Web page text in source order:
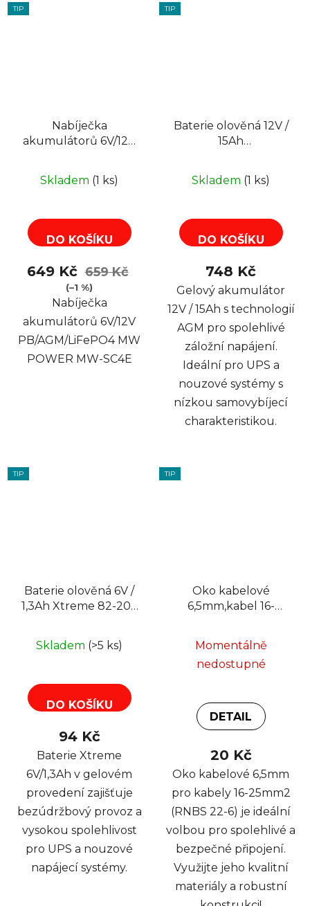
TIP
Nabíječka
akumulátorů 6V/12V
SC4E
Skladem (1 ks)
DO KOŠÍKU
649 Kč 659 Kč
(–1 %)
Nabíječka
akumulátorů 6V/12V
PB/AGM/LiFePO4 MW
POWER MW-SC4E
TIP
Baterie olověná 12V /
15Ah
akumulátor
Skladem (1 ks)
DO KOŠÍKU
748 Kč
Gelový akumulátor
12V / 15Ah s technologií
AGM pro spolehlivé
záložní napájení.
Ideální pro UPS a
nouzové systémy s
nízkou samovybíjecí
charakteristikou.
TIP
Baterie olověná 6V /
1,3Ah Xtreme 82-203
Skladem (>5 ks)
DO KOŠÍKU
94 Kč
Baterie Xtreme
6V/1,3Ah v gelovém
provedení zajišťuje
bezúdržbový provoz a
vysokou spolehlivost
pro UPS a nouzové
napájecí systémy.
TIP
Oko kabelové
6,5mm,kabel 16-
Momentálně
nedostupné
DETAIL
20 Kč
Oko kabelové 6,5mm
pro kabely 16-25mm2
(RNBS 22-6) je ideální
volbou pro spolehlivé a
bezpečné připojení.
Využijte jeho kvalitní
materiály a robustní